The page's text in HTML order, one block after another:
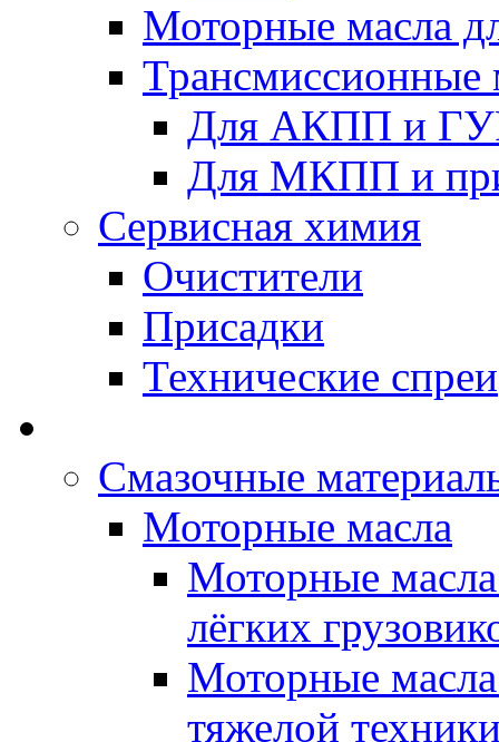
Моторные масла
Трансмиссионные
Для АКПП и
Для МКПП и
Сервисная химия
Очистители
Присадки
Технические спреи
Смазочные
Моторные масла
Моторные
лёгких
Моторные
тяжелой